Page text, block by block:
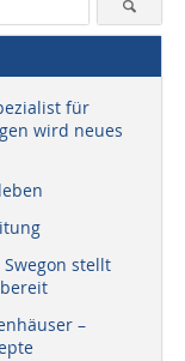
für
wird neues
stellt
–